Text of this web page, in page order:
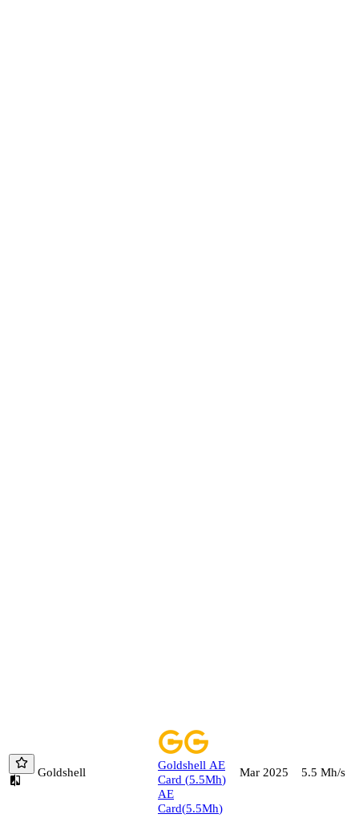
Goldshell
Goldshell AE
Card (5.5Mh)
AE
Card(5.5Mh)
Mar 2025 5.5 Mh/s